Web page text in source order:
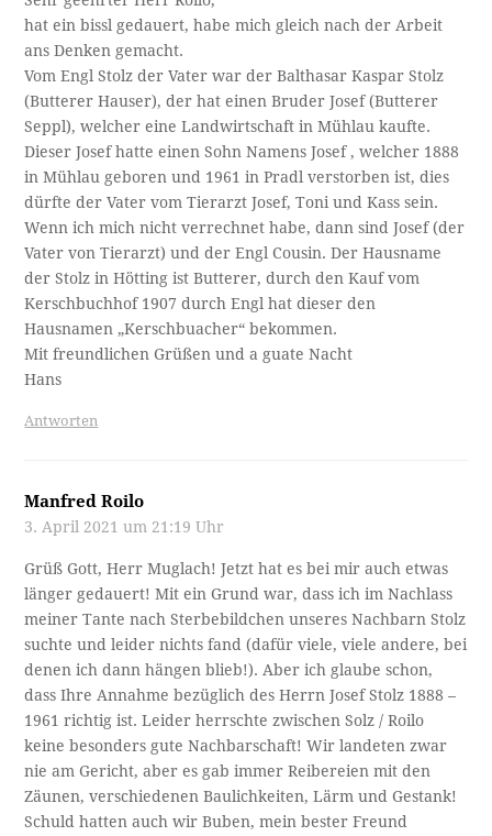
hat ein bissl gedauert, habe mich gleich nach der Arbeit
ans Denken gemacht.
Vom Engl Stolz der Vater war der Balthasar Kaspar Stolz
(Butterer Hauser), der hat einen Bruder Josef (Butterer
Seppl), welcher eine Landwirtschaft in Mühlau kaufte.
Dieser Josef hatte einen Sohn Namens Josef , welcher 1888
in Mühlau geboren und 1961 in Pradl verstorben ist, dies
dürfte der Vater vom Tierarzt Josef, Toni und Kass sein.
Wenn ich mich nicht verrechnet habe, dann sind Josef (der
Vater von Tierarzt) und der Engl Cousin. Der Hausname
der Stolz in Hötting ist Butterer, durch den Kauf vom
Kerschbuchhof 1907 durch Engl hat dieser den
Hausnamen „Kerschbuacher“ bekommen.
Mit freundlichen Grüßen und a guate Nacht
Hans
Antworten
Manfred Roilo
3. April 2021 um 21:19 Uhr
Grüß Gott, Herr Muglach! Jetzt hat es bei mir auch etwas
länger gedauert! Mit ein Grund war, dass ich im Nachlass
meiner Tante nach Sterbebildchen unseres Nachbarn Stolz
suchte und leider nichts fand (dafür viele, viele andere, bei
denen ich dann hängen blieb!). Aber ich glaube schon,
dass Ihre Annahme bezüglich des Herrn Josef Stolz 1888 –
1961 richtig ist. Leider herrschte zwischen Solz / Roilo
keine besonders gute Nachbarschaft! Wir landeten zwar
nie am Gericht, aber es gab immer Reibereien mit den
Zäunen, verschiedenen Baulichkeiten, Lärm und Gestank!
Schuld hatten auch wir Buben, mein bester Freund